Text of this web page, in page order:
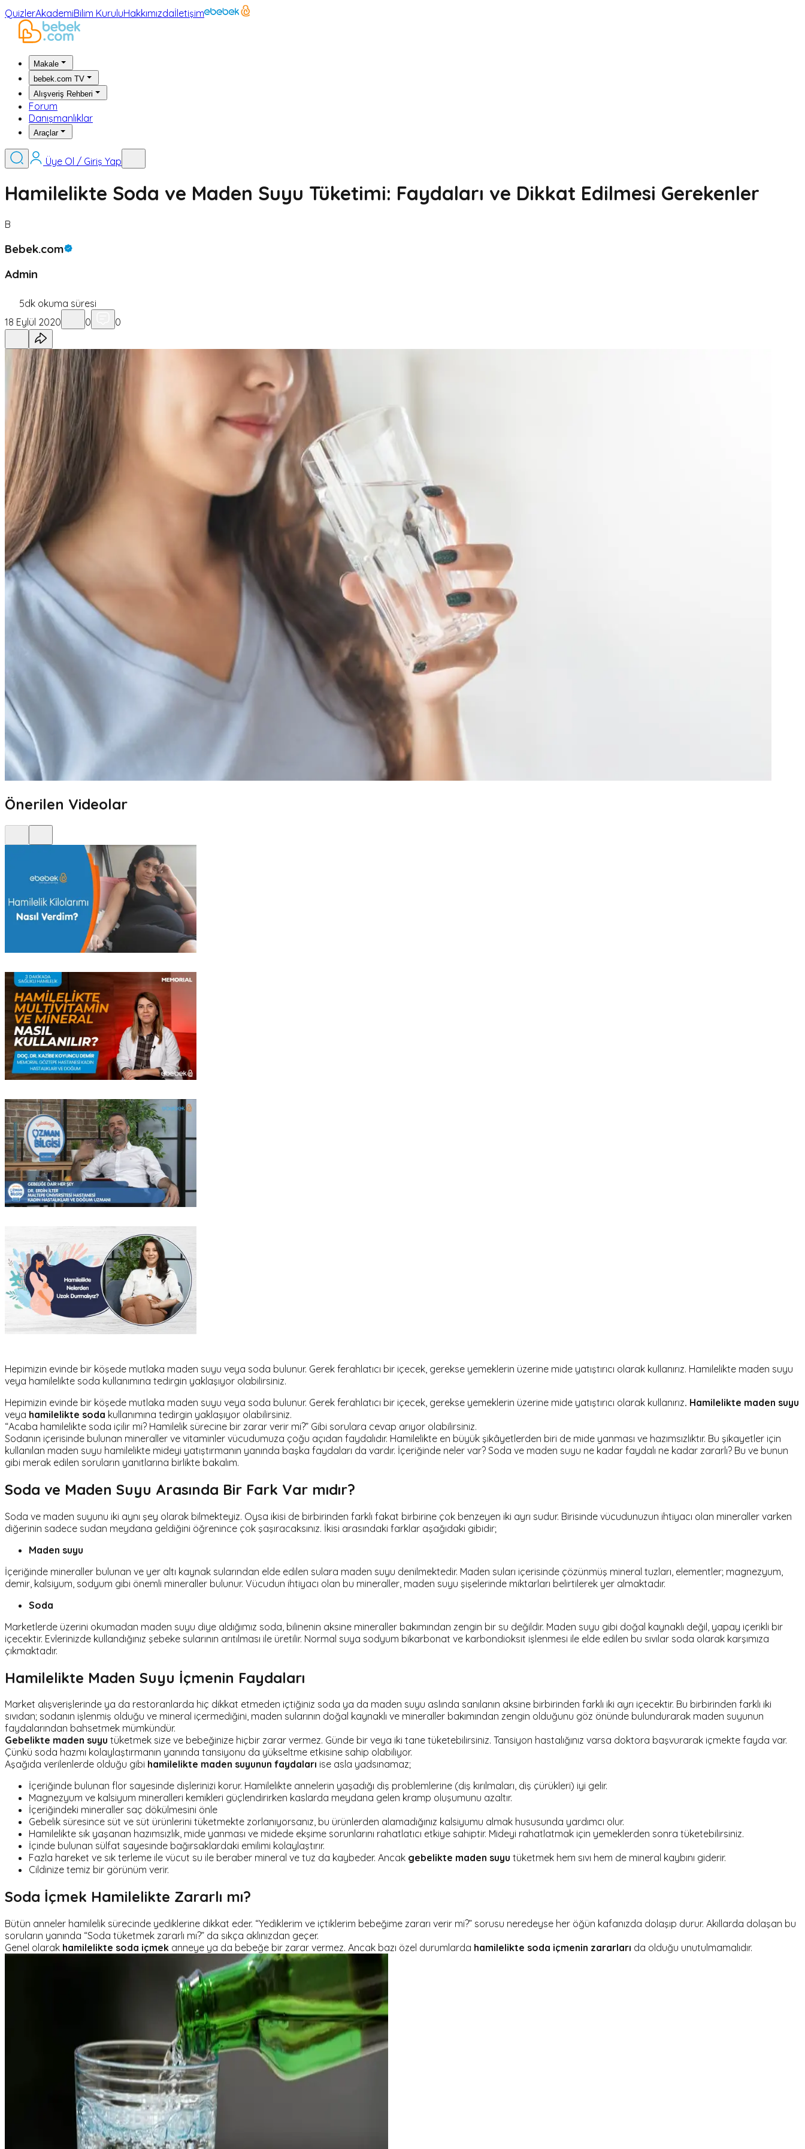
QuizlerAkademiBilim KuruluHakkımızdaİletişim
Makale
bebek.com TV
Alışveriş Rehberi
Forum
Danışmanlıklar
Araçlar
Üye Ol / Giriş Yap
Hamilelikte Soda ve Maden Suyu Tüketimi: Faydaları ve Dikkat Edilmesi Gerekenler
B
Bebek.com
Admin
5dk okuma süresi
18 Eylül 2020
0 0
Önerilen Videolar
Hepimizin evinde bir köşede mutlaka maden suyu veya soda bulunur. Gerek ferahlatıcı bir içecek, gerekse yemeklerin üzerine mide yatıştırıcı olarak kullanırız. Hamilelikte maden suyu
veya hamilelikte soda kullanımına tedirgin yaklaşıyor olabilirsiniz.
Hepimizin evinde bir köşede mutlaka maden suyu veya soda bulunur. Gerek ferahlatıcı bir içecek, gerekse yemeklerin üzerine mide yatıştırıcı olarak kullanırız. Hamilelikte maden suyu
veya hamilelikte soda kullanımına tedirgin yaklaşıyor olabilirsiniz.
“Acaba hamilelikte soda içilir mi? Hamilelik sürecine bir zarar verir mi?” Gibi sorulara cevap arıyor olabilirsiniz.
Sodanın içerisinde bulunan mineraller ve vitaminler vücudumuza çoğu açıdan faydalıdır. Hamilelikte en büyük şikâyetlerden biri de mide yanması ve hazımsızlıktır. Bu şikayetler için
kullanılan maden suyu hamilelikte mideyi yatıştırmanın yanında başka faydaları da vardır. İçeriğinde neler var? Soda ve maden suyu ne kadar faydalı ne kadar zararlı? Bu ve bunun
gibi merak edilen soruların yanıtlarına birlikte bakalım.
Soda ve Maden Suyu Arasında Bir Fark Var mıdır?
Soda ve maden suyunu iki aynı şey olarak bilmekteyiz. Oysa ikisi de birbirinden farklı fakat birbirine çok benzeyen iki ayrı sudur. Birisinde vücudunuzun ihtiyacı olan mineraller varken
diğerinin sadece sudan meydana geldiğini öğrenince çok şaşıracaksınız. İkisi arasındaki farklar aşağıdaki gibidir;
Maden suyu
İçeriğinde mineraller bulunan ve yer altı kaynak sularından elde edilen sulara maden suyu denilmektedir. Maden suları içerisinde çözünmüş mineral tuzları, elementler; magnezyum,
demir, kalsiyum, sodyum gibi önemli mineraller bulunur. Vücudun ihtiyacı olan bu mineraller, maden suyu şişelerinde miktarları belirtilerek yer almaktadır.
Soda
Marketlerde üzerini okumadan maden suyu diye aldığımız soda, bilinenin aksine mineraller bakımından zengin bir su değildir. Maden suyu gibi doğal kaynaklı değil, yapay içerikli bir
içecektir. Evlerinizde kullandığınız şebeke sularının arıtılması ile üretilir. Normal suya sodyum bikarbonat ve karbondioksit işlenmesi ile elde edilen bu sıvılar soda olarak karşımıza
çıkmaktadır.
Hamilelikte Maden Suyu İçmenin Faydaları
Market alışverişlerinde ya da restoranlarda hiç dikkat etmeden içtiğiniz soda ya da maden suyu aslında sanılanın aksine birbirinden farklı iki ayrı içecektir. Bu birbirinden farklı iki
sıvıdan; sodanın işlenmiş olduğu ve mineral içermediğini, maden sularının doğal kaynaklı ve mineraller bakımından zengin olduğunu göz önünde bulundurarak maden suyunun
faydalarından bahsetmek mümkündür.
Gebelikte maden suyu tüketmek size ve bebeğinize hiçbir zarar vermez. Günde bir veya iki tane tüketebilirsiniz. Tansiyon hastalığınız varsa doktora başvurarak içmekte fayda var.
Çünkü soda hazmı kolaylaştırmanın yanında tansiyonu da yükseltme etkisine sahip olabiliyor.
Aşağıda verilenlerde olduğu gibi hamilelikte maden suyunun faydaları ise asla yadsınamaz;
İçeriğinde bulunan flor sayesinde dişlerinizi korur. Hamilelikte annelerin yaşadığı diş problemlerine (diş kırılmaları, diş çürükleri) iyi gelir.
Magnezyum ve kalsiyum mineralleri kemikleri güçlendirirken kaslarda meydana gelen kramp oluşumunu azaltır.
İçeriğindeki mineraller saç dökülmesini önle
Gebelik süresince süt ve süt ürünlerini tüketmekte zorlanıyorsanız, bu ürünlerden alamadığınız kalsiyumu almak hususunda yardımcı olur.
Hamilelikte sık yaşanan hazımsızlık, mide yanması ve midede ekşime sorunlarını rahatlatıcı etkiye sahiptir. Mideyi rahatlatmak için yemeklerden sonra tüketebilirsiniz.
İçinde bulunan sülfat sayesinde bağırsaklardaki emilimi kolaylaştırır.
Fazla hareket ve sık terleme ile vücut su ile beraber mineral ve tuz da kaybeder. Ancak gebelikte maden suyu tüketmek hem sıvı hem de mineral kaybını giderir.
Cildinize temiz bir görünüm verir.
Soda İçmek Hamilelikte Zararlı mı?
Bütün anneler hamilelik sürecinde yediklerine dikkat eder. “Yediklerim ve içtiklerim bebeğime zararı verir mi?” sorusu neredeyse her öğün kafanızda dolaşıp durur. Akıllarda dolaşan bu
soruların yanında “Soda tüketmek zararlı mı?” da sıkça aklınızdan geçer.
Genel olarak hamilelikte soda içmek anneye ya da bebeğe bir zarar vermez. Ancak bazı özel durumlarda hamilelikte soda içmenin zararları da olduğu unutulmamalıdır.